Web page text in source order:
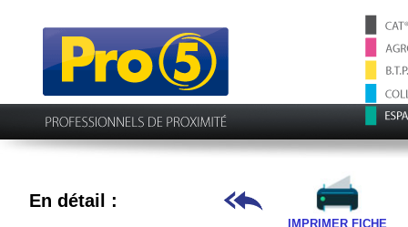
En détail :
IMPRIMER FICHE